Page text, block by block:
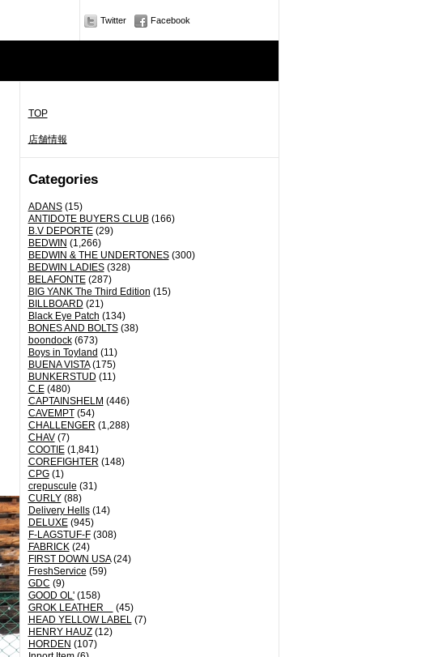
Twitter Facebook
TOP
店舗情報
Categories
ADANS(15)
ANTIDOTE BUYERS CLUB(166)
B.V DEPORTE(29)
BEDWIN (1,266)
BEDWIN & THE UNDERTONES(300)
BEDWIN LADIES(328)
BELAFONTE(287)
BIG YANK The Third Edition (15)
BILLBOARD (21)
Black Eye Patch (134)
BONES AND BOLTS(38)
boondock(673)
Boys in Toyland (11)
BUENA VISTA(175)
BUNKERSTUD (11)
C.E(480)
CAPTAINSHELM (446)
CAVEMPT(54)
CHALLENGER (1,288)
CHAV(7)
COOTIE(1,841)
COREFIGHTER (148)
CPG(1)
crepuscule (31)
CURLY(88)
Delivery Hells(14)
DELUXE(945)
F-LAGSTUF-F(308)
FABRICK(24)
FIRST DOWN USA(24)
FreshService (59)
GDC (9)
GOOD OL'(158)
GROK LEATHER
(45)
HEAD YELLOW LABEL(7)
HENRY HAUZ(12)
HORDEN (107)